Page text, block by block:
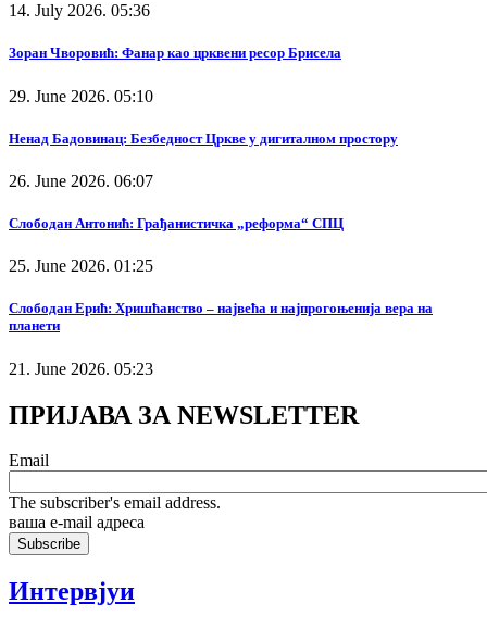
14. July 2026. 05:36
Зоран Чворовић: Фанар као црквени ресор Брисела
29. June 2026. 05:10
Ненад Бадовинац: Безбедност Цркве у дигиталном простору
26. June 2026. 06:07
Слободан Антонић: Грађанистичка „реформа“ СПЦ
25. June 2026. 01:25
Слободан Ерић: Хришћанство – највећа и најпрогоњенија вера на
планети
21. June 2026. 05:23
ПРИЈАВА ЗА NEWSLETTER
Email
The subscriber's email address.
ваша е-mail адреса
Интервјуи